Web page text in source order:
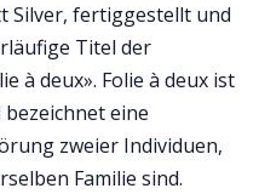
Silver, fertiggestellt und
Titel der
à deux». Folie à deux ist
eine
zweier Individuen,
Familie sind.